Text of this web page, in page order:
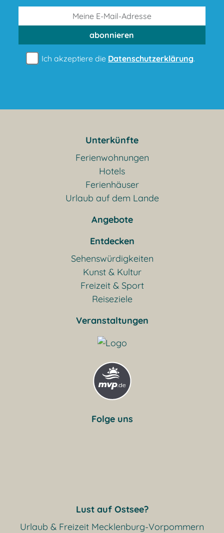
abonnieren
Ich akzeptiere die Datenschutzerklärung.
Unterkünfte
Ferienwohnungen
Hotels
Ferienhäuser
Urlaub auf dem Lande
Angebote
Entdecken
Sehenswürdigkeiten
Kunst & Kultur
Freizeit & Sport
Reiseziele
Veranstaltungen
Folge uns
Lust auf Ostsee?
Urlaub & Freizeit Mecklenburg-Vorpommern